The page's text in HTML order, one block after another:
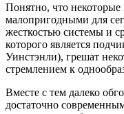
Понятно, что некоторые
малопригодными для
жесткостью системы и
которого является
Уинстэнли), грешат
стремлением к
Вместе с тем далеко
достаточно